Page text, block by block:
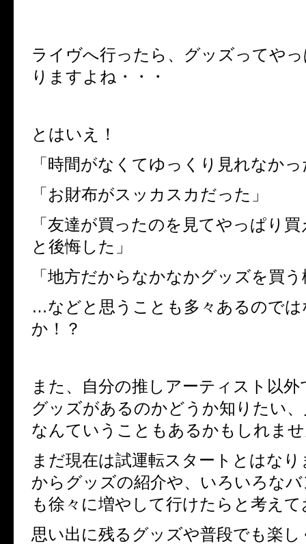
ライヴへ行ったら、グッズってや
りますよね・・・
とはいえ！
「時間がなくてゆっくり見れなか
「お財布がスッカスカだった」
「友達が買ったのを見てやっぱり
と後悔した」
「地方だからなかなかグッズを買
…などと思うことも多々あるので
か！？
また、自分の推しアーティスト以
グッズがあるのかどうか知りたい
なんていうこともあるかもしれま
まだ現在は試運転スタートとはな
からグッズの紹介や、いろいろな
も徐々に増やして行けたらと考え
思い出に残るグッズや普段でも楽